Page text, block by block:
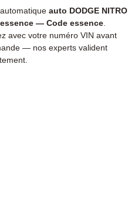
auto DODGE NITRO
— Code essence
avec votre numéro VIN avant
— nos experts valident